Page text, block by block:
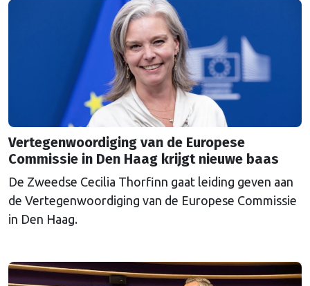
Vertegenwoordiging van de Europese
Commissie in Den Haag krijgt nieuwe baas
De Zweedse Cecilia Thorfinn gaat leiding geven aan
de Vertegenwoordiging van de Europese Commissie
in Den Haag.